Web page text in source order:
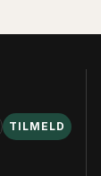
TILMELD